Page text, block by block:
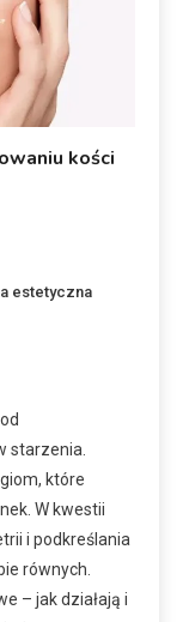
kości
estetyczna
starzenia.
które
W kwestii
i podkreślania
równych.
– jak działają i